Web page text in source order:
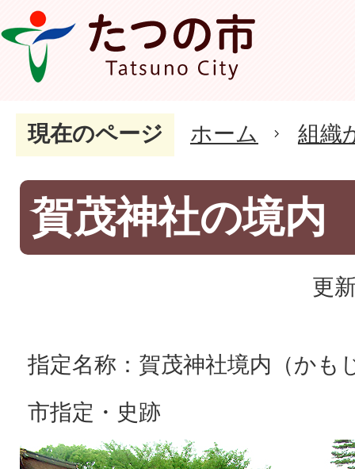
現在のページ ホーム 組織
賀茂神社の境内
更
指定名称：賀茂神社境内（かも
市指定・史跡